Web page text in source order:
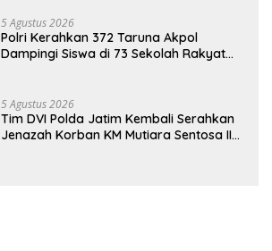
5 Agustus 2026
Polri Kerahkan 372 Taruna Akpol
Dampingi Siswa di 73 Sekolah Rakyat
5 Agustus 2026
Tim DVI Polda Jatim Kembali Serahkan
Jenazah Korban KM Mutiara Sentosa II